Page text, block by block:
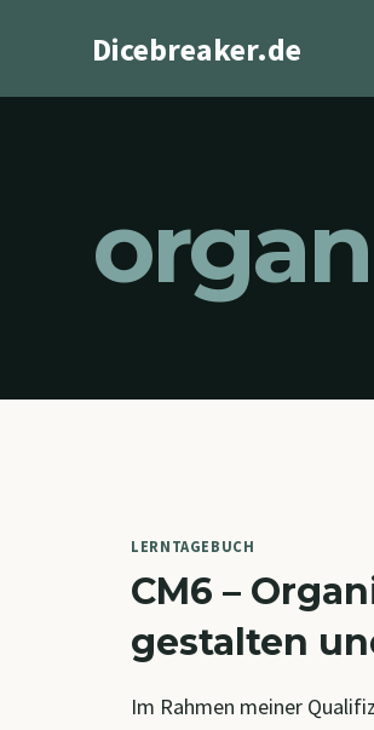
Dicebreaker.de
LERNTAGEBUCH
CM6 –
gestalten
Im Rahmen meiner